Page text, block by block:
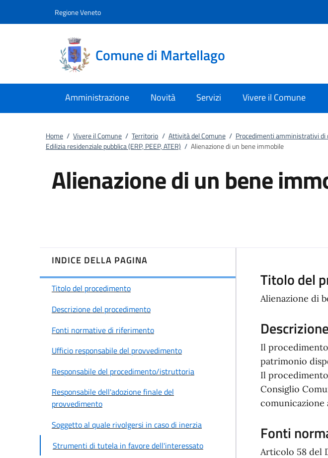
Regione Veneto
Comune di Martellago
Amministrazione Novità Servizi Vivere il Comune
Home / Vivere il Comune / Territorio / Attività del Comune / Procedimenti amministrativi di
Edilizia residenziale pubblica (ERP, PEEP, ATER) / Alienazione di un bene immobile
Alienazione di un bene
INDICE DELLA PAGINA
Titolo del procedimento
Descrizione del procedimento
Fonti normative di riferimento
Ufficio responsabile del provvedimento
Responsabile del procedimento/istruttoria
Responsabile dell'adozione finale del
provvedimento
Soggetto al quale rivolgersi in caso di inerzia
Strumenti di tutela in favore dell'interessato
Titolo del
Alienazione di
Il
patrimonio
Il
Consiglio
comunicazione
Fonti
Articolo 58 del